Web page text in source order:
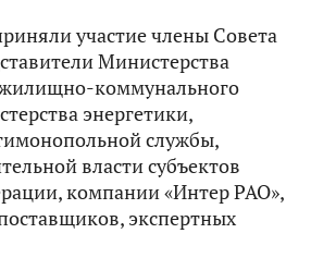
участие члены Совета
Министерства
жилищно-коммунального
энергетики,
службы,
власти субъектов
компании «Интер РАО»,
экспертных